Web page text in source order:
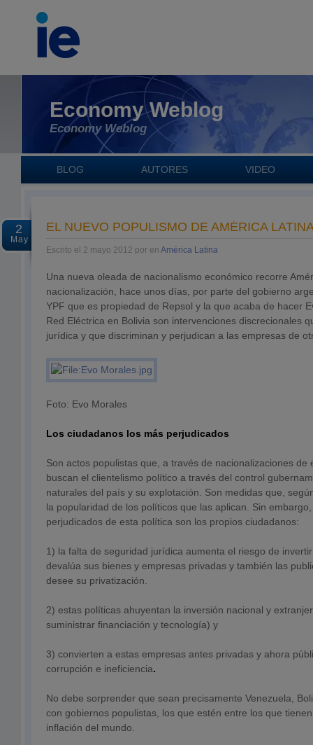
Economy Weblog
Economy Weblog
BLOG AUTORES VIDEO
2
May
EL NUEVO POPULISMO DE AMÉRICA
Escrito el 2 mayo 2012 por en América Latina
Una nueva oleada de nacionalismo económico recorre
nacionalización, hace unos días, por parte del gobierno
YPF que es propiedad de Repsol y la que acaba de hacer
Red Eléctrica en Bolivia son intervenciones discrecionales
jurídica y que discriminan y perjudican a las empresas de
Foto: Evo Morales
Los ciudadanos los más perjudicados
Son actos populistas que, a través de nacionalizaciones de
buscan el clientelismo político a través del control
naturales del país y su explotación. Son medidas que,
la popularidad de los políticos que las aplican. Sin
perjudicados de esta política son los propios ciudadanos:
1) la falta de seguridad jurídica aumenta el riesgo de
devalúa sus bienes y empresas privadas y también las
desee su privatización.
2) estas políticas ahuyentan la inversión nacional y
suministrar financiación y tecnología) y
3) convierten a estas empresas antes privadas y ahora
corrupción e ineficiencia.
No debe sorprender que sean precisamente Venezuela,
con gobiernos populistas, los que estén entre los que
inflación del mundo.